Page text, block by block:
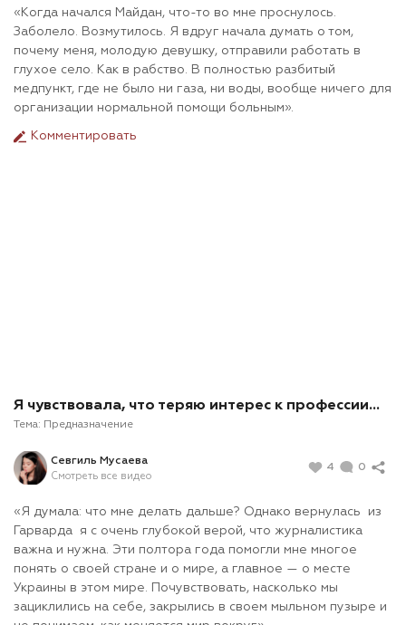
«Когда начался Майдан, что-то во мне проснулось.
Заболело. Возмутилось. Я вдруг начала думать о том,
почему меня, молодую девушку, отправили работать в
глухое село. Как в рабство. В полностью разбитый
медпункт, где не было ни газа, ни воды, вообще ничего для
организации нормальной помощи больным».
Комментировать
Я чувствовала, что теряю интерес к профессии…
Тема: Предназначение
Севгиль Мусаева
Смотреть все видео
4 0
«Я думала: что мне делать дальше? Однако вернулась из
Гарварда я с очень глубокой верой, что журналистика
важна и нужна. Эти полтора года помогли мне многое
понять о своей стране и о мире, а главное — о месте
Украины в этом мире. Почувствовать, насколько мы
зациклились на себе, закрылись в своем мыльном пузыре и